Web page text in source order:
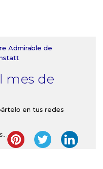
Admirable de
mes de
en tus redes